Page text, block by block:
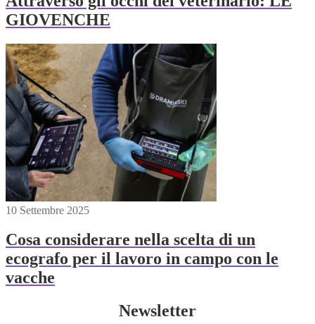
GIOVENCHE
10 Settembre 2025
Cosa considerare nella scelta di un
ecografo per il lavoro in campo con le
vacche
Newsletter